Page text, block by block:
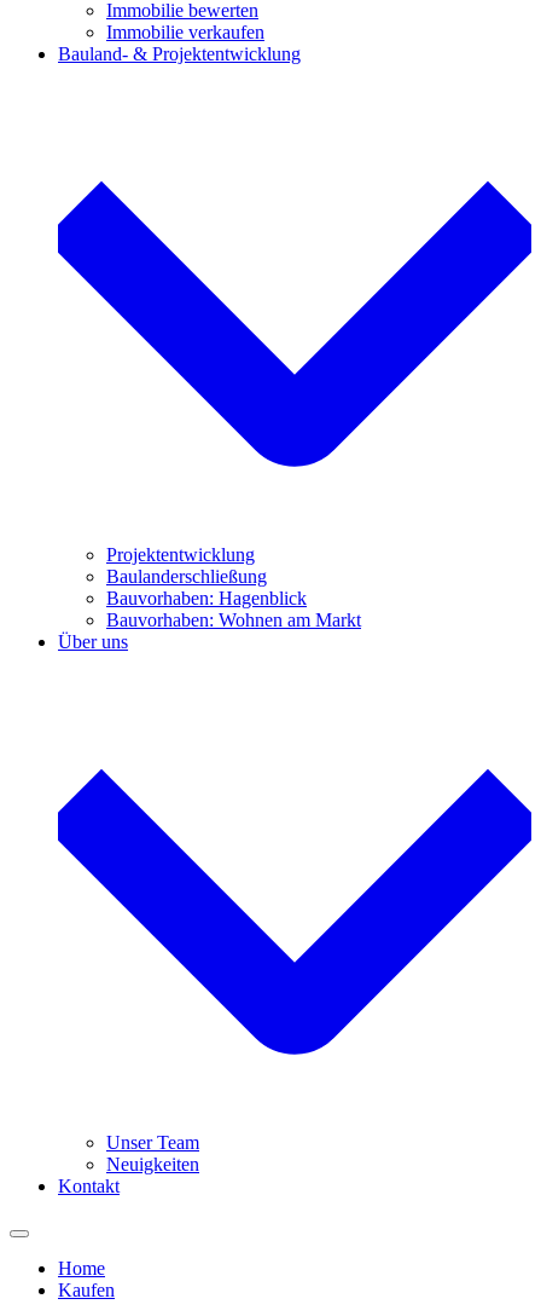
Immobilie bewerten
Immobilie verkaufen
Bauland- & Projektentwicklung
Projektentwicklung
Baulanderschließung
Bauvorhaben: Hagenblick
Bauvorhaben: Wohnen am Markt
Über uns
Unser Team
Neuigkeiten
Kontakt
Home
Kaufen